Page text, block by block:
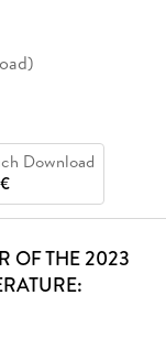
Download
OF THE 2023